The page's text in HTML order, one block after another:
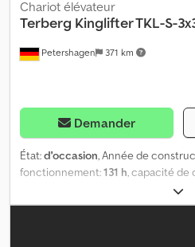
Petershagen 371 km
Chariot élévateur
Terberg Kinglifter TKL-S-
Demander
État:d'occasion, Année de
fonctionnement:131 h, capacité de
, Terberg Kinglifter
Également disponible avec le train
Dcodpstp R Iijfx Anzek Prix total :